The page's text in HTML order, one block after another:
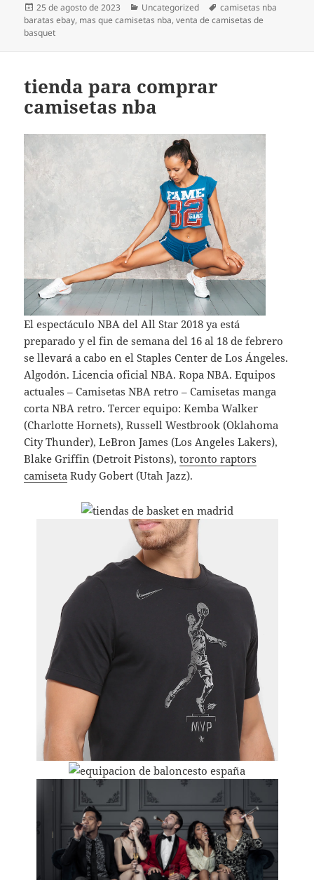
Publicado
el
25 de agosto de 2023 Categorías
Uncategorized Etiquetas
camisetas nba
baratas ebay, mas que camisetas nba,venta de camisetas de
basquet
tienda para comprar
camisetas nba
El espectáculo NBA del All Star 2018 ya está
preparado y el fin de semana del 16 al 18 de febrero
se llevará a cabo en el Staples Center de Los Ángeles.
Algodón. Licencia oficial NBA. Ropa NBA. Equipos
actuales – Camisetas NBA retro – Camisetas manga
corta NBA retro. Tercer equipo: Kemba Walker
(Charlotte Hornets), Russell Westbrook (Oklahoma
City Thunder), LeBron James (Los Angeles Lakers),
Blake Griffin (Detroit Pistons),toronto raptors
camiseta Rudy Gobert (Utah Jazz).